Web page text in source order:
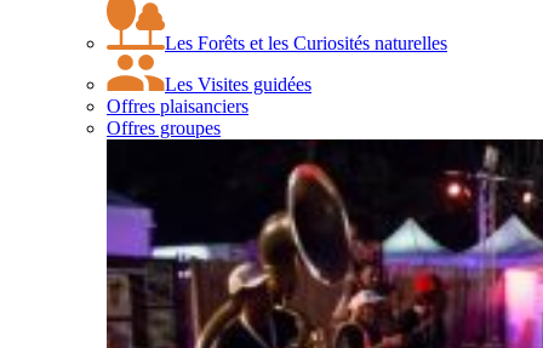
Les Forêts et les Curiosités naturelles
Les Visites guidées
Offres plaisanciers
Offres groupes